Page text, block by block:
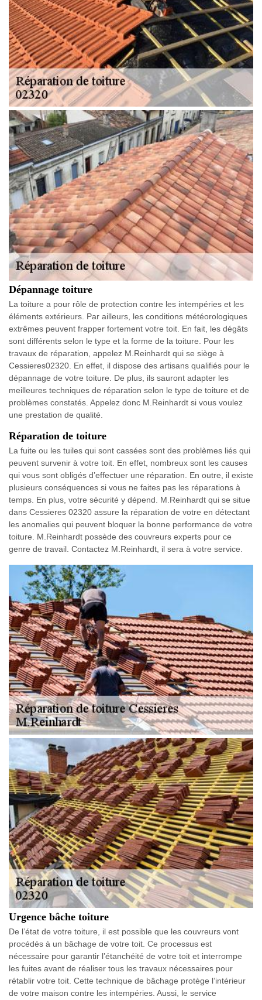
Dépannage toiture
La toiture a pour rôle de protection contre les intempéries et les
éléments extérieurs. Par ailleurs, les conditions météorologiques
extrêmes peuvent frapper fortement votre toit. En fait, les dégâts
sont différents selon le type et la forme de la toiture. Pour les
travaux de réparation, appelez M.Reinhardt qui se siège à
Cessieres02320. En effet, il dispose des artisans qualifiés pour le
dépannage de votre toiture. De plus, ils sauront adapter les
meilleures techniques de réparation selon le type de toiture et de
problèmes constatés. Appelez donc M.Reinhardt si vous voulez
une prestation de qualité.
Réparation de toiture
La fuite ou les tuiles qui sont cassées sont des problèmes liés qui
peuvent survenir à votre toit. En effet, nombreux sont les causes
qui vous sont obligés d’effectuer une réparation. En outre, il existe
plusieurs conséquences si vous ne faites pas les réparations à
temps. En plus, votre sécurité y dépend. M.Reinhardt qui se situe
dans Cessieres 02320 assure la réparation de votre en détectant
les anomalies qui peuvent bloquer la bonne performance de votre
toiture. M.Reinhardt possède des couvreurs experts pour ce
genre de travail. Contactez M.Reinhardt, il sera à votre service.
Urgence bâche toiture
De l’état de votre toiture, il est possible que les couvreurs vont
procédés à un bâchage de votre toit. Ce processus est
nécessaire pour garantir l’étanchéité de votre toit et interrompe
les fuites avant de réaliser tous les travaux nécessaires pour
rétablir votre toit. Cette technique de bâchage protège l’intérieur
de votre maison contre les intempéries. Aussi, le service